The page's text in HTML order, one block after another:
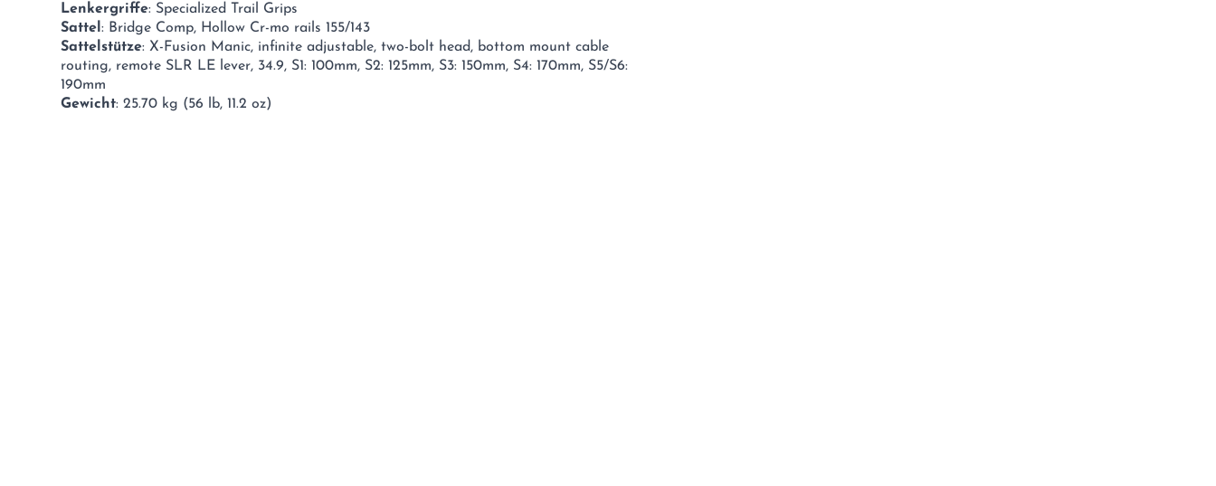
Lenkergriffe: Specialized Trail Grips
Sattel: Bridge Comp, Hollow Cr-mo rails 155/143
Sattelstütze: X-Fusion Manic, infinite adjustable, two-bolt head, bottom mount cable
routing, remote SLR LE lever, 34.9, S1: 100mm, S2: 125mm, S3: 150mm, S4: 170mm, S5/S6:
190mm
Gewicht: 25.70 kg (56 lb, 11.2 oz)